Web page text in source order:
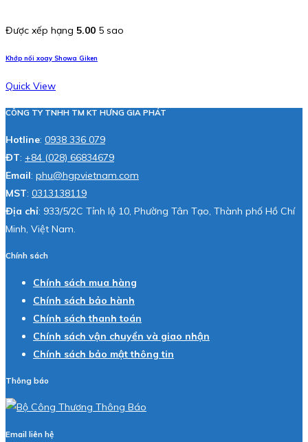
Được xếp hạng 5.00 5 sao
Khớp nối xoay Showa Giken
Quick View
CÔNG TY TNHH TM KT HƯNG GIA PHÁT
Hotline: 0938 336 079
ĐT: +84 (028) 66834679
Email: phu@hgpvietnam.com
MST: 0313138119
Địa chỉ: 933/5/2C Tỉnh lộ 10, Phường Tân Tạo, Thành phố Hồ Chí
Minh, Việt Nam.
Chính sách
Chính sách mua hàng
Chính sách bảo hành
Chính sách thanh toán
Chính sách vận chuyển và giao nhận
Chính sách bảo mật thông tin
Thông báo
Email liên hệ